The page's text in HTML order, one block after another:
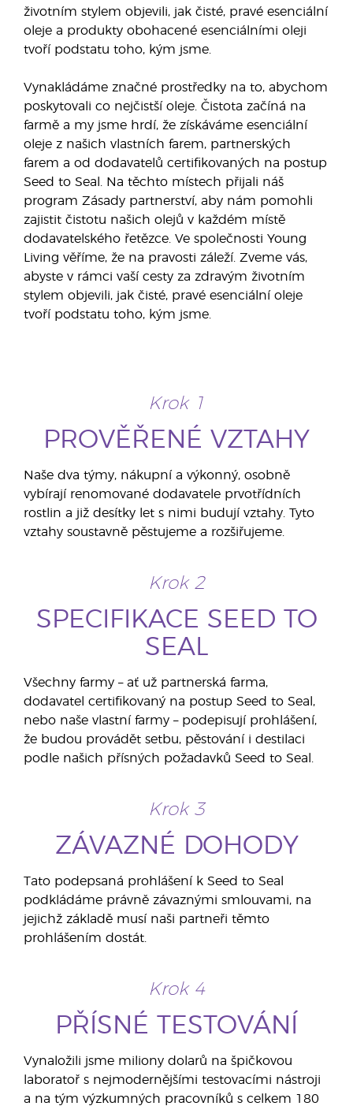
životním stylem objevili, jak čisté, pravé esenciální
oleje a produkty obohacené esenciálními oleji
tvoří podstatu toho, kým jsme.
Vynakládáme značné prostředky na to, abychom
poskytovali co nejčistší oleje. Čistota začíná na
farmě a my jsme hrdí, že získáváme esenciální
oleje z našich vlastních farem, partnerských
farem a od dodavatelů certifikovaných na postup
Seed to Seal. Na těchto místech přijali náš
program Zásady partnerství, aby nám pomohli
zajistit čistotu našich olejů v každém místě
dodavatelského řetězce. Ve společnosti Young
Living věříme, že na pravosti záleží. Zveme vás,
abyste v rámci vaší cesty za zdravým životním
stylem objevili, jak čisté, pravé esenciální oleje
tvoří podstatu toho, kým jsme.
Krok 1
PROVĚŘENÉ VZTAHY
Naše dva týmy, nákupní a výkonný, osobně
vybírají renomované dodavatele prvotřídních
rostlin a již desítky let s nimi budují vztahy. Tyto
vztahy soustavně pěstujeme a rozšiřujeme.
Krok 2
SPECIFIKACE SEED TO
SEAL
Všechny farmy – ať už partnerská farma,
dodavatel certifikovaný na postup Seed to Seal,
nebo naše vlastní farmy – podepisují prohlášení,
že budou provádět setbu, pěstování i destilaci
podle našich přísných požadavků Seed to Seal.
Krok 3
ZÁVAZNÉ DOHODY
Tato podepsaná prohlášení k Seed to Seal
podkládáme právně závaznými smlouvami, na
jejichž základě musí naši partneři těmto
prohlášením dostát.
Krok 4
PŘÍSNÉ TESTOVÁNÍ
Vynaložili jsme miliony dolarů na špičkovou
laboratoř s nejmodernějšími testovacími nástroji
a na tým výzkumných pracovníků s celkem 180